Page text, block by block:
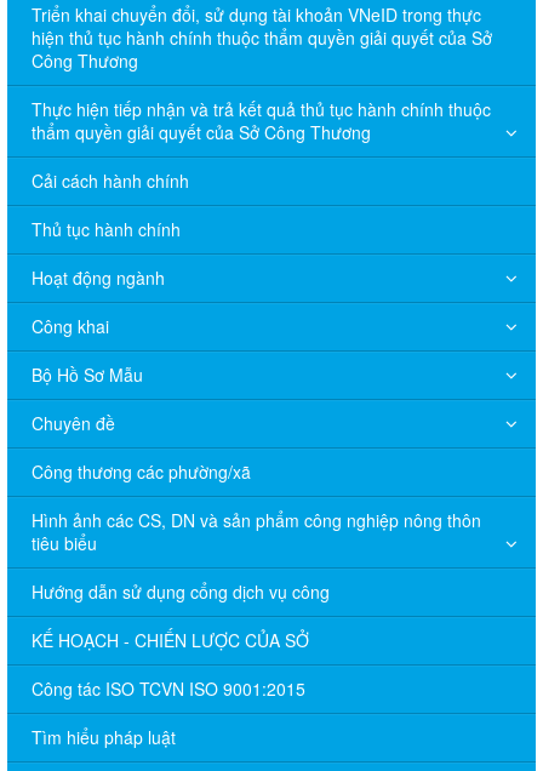
Triển khai chuyển đổi, sử dụng tài khoản VNeID trong thực
hiện thủ tục hành chính thuộc thẩm quyền giải quyết của Sở
Công Thương
Thực hiện tiếp nhận và trả kết quả thủ tục hành chính thuộc
thẩm quyền giải quyết của Sở Công Thương
Cải cách hành chính
Thủ tục hành chính
Hoạt động ngành
Công khai
Bộ Hồ Sơ Mẫu
Chuyên đề
Công thương các phường/xã
Hình ảnh các CS, DN và sản phẩm công nghiệp nông thôn
tiêu biểu
Hướng dẫn sử dụng cổng dịch vụ công
KẾ HOẠCH - CHIẾN LƯỢC CỦA SỞ
Công tác ISO TCVN ISO 9001:2015
Tìm hiểu pháp luật